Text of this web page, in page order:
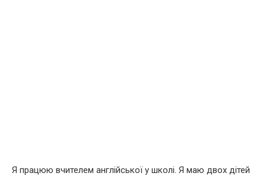
Я працюю вчителем англійської у школі. Я маю двох дітей